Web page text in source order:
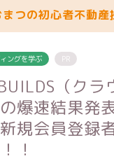
まつの初心者不動産
ングを学ぶ PR
BUILDS（ク
爆速結果
規会員登録
！